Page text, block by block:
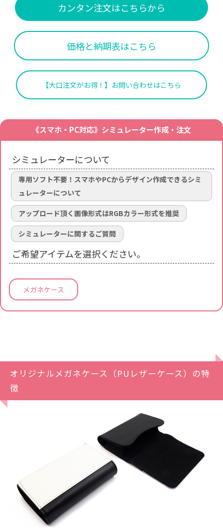
カンタン注文はこちらから
価格と納期表はこちら
【大口注文がお得！】お問い合わせはこちら
《スマホ・PC対応》シミュレーター作成・注文
シミュレーターについて
専用ソフト不要！スマホやPCからデザイン作成できるシミ
ュレーターについて
アップロード頂く画像形式はRGBカラー形式を推奨
シミュレーターに関するご質問
ご希望アイテムを選択ください。
メガネケース
オリジナルメガネケース（PUレザーケース）の特
徴